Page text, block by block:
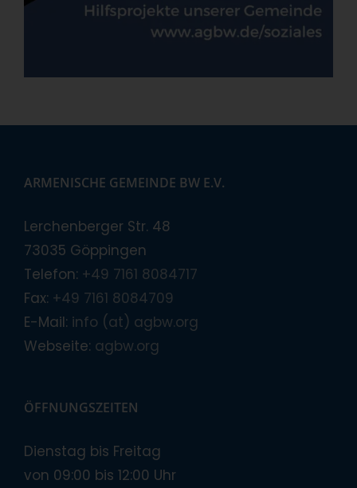
ARMENISCHE GEMEINDE BW E.V.
Lerchenberger Str. 48
73035 Göppingen
Telefon: +49 7161 8084717
Fax: +49 7161 8084709
E-Mail: info (at) agbw.org
Webseite: agbw.org
ÖFFNUNGSZEITEN
Dienstag bis Freitag
von 09:00 bis 12:00 Uhr